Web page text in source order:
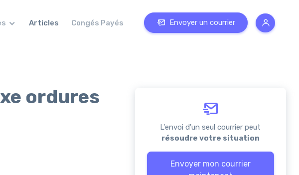
Articles Congés Payés Envoyer un courrier
ordures
L'envoi d'un seul courrier peut
résoudre votre situation
Envoyer mon courrier